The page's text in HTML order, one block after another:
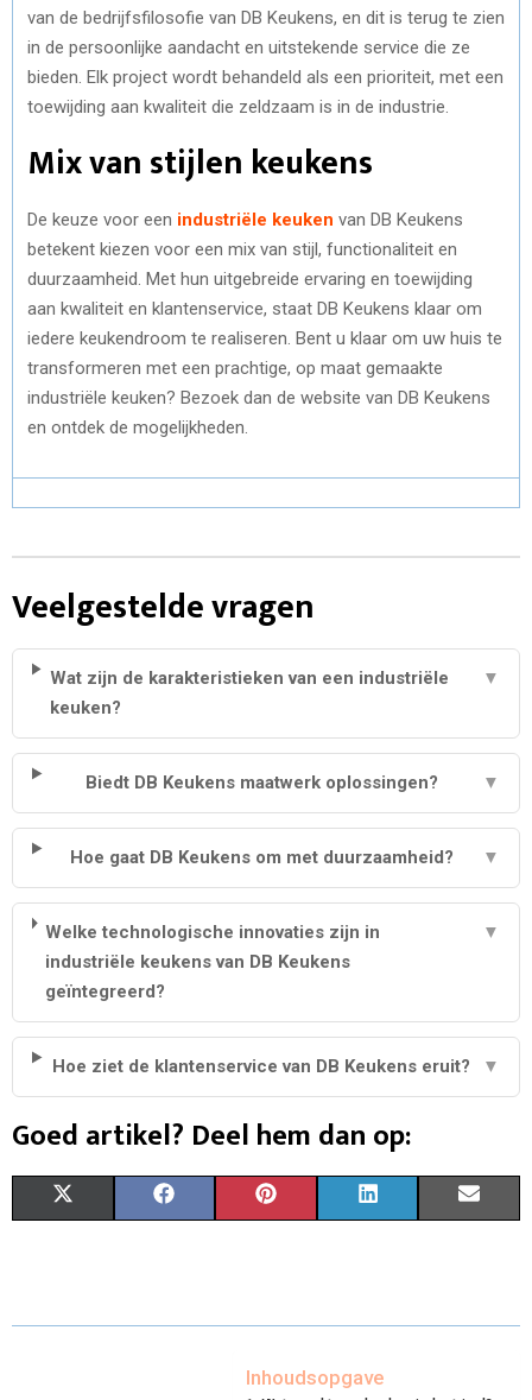
van de bedrijfsfilosofie van DB Keukens, en dit is terug te zien
in de persoonlijke aandacht en uitstekende service die ze
bieden. Elk project wordt behandeld als een prioriteit, met een
toewijding aan kwaliteit die zeldzaam is in de industrie.
Mix van stijlen keukens
De keuze voor een industriële keuken van DB Keukens
betekent kiezen voor een mix van stijl, functionaliteit en
duurzaamheid. Met hun uitgebreide ervaring en toewijding
aan kwaliteit en klantenservice, staat DB Keukens klaar om
iedere keukendroom te realiseren. Bent u klaar om uw huis te
transformeren met een prachtige, op maat gemaakte
industriële keuken? Bezoek dan de website van DB Keukens
en ontdek de mogelijkheden.
Veelgestelde vragen
Wat zijn de karakteristieken van een industriële
keuken?
▼
Biedt DB Keukens maatwerk oplossingen? ▼
Hoe gaat DB Keukens om met duurzaamheid? ▼
Welke technologische innovaties zijn in
industriële keukens van DB Keukens
geïntegreerd?
▼
Hoe ziet de klantenservice van DB Keukens eruit? ▼
Goed artikel? Deel hem dan op:
R
W R
E R
T R
K R
I
Inhoudsopgave